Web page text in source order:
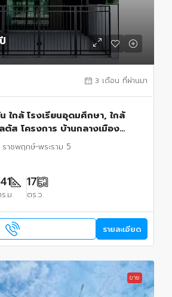
3 เดือน ที่ผ่านมา
ใกล้ โรงเรียนอุดมศึกษา, ใกล้
ตัส โครงการ บ้านกลางเมือง
5
าชพฤกษ์-พระราม 5
.ม.
17
ตร.ว.
รายละเอียด
ขาย